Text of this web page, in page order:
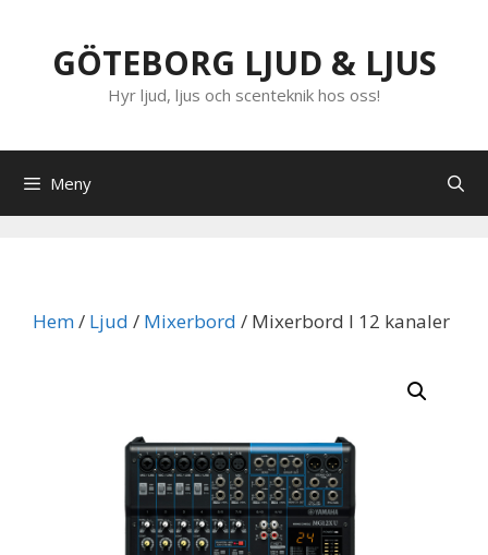
innehållGÖTEBORG LJUD & LJUS
Hyr ljud, ljus och scenteknik hos oss!
Meny
Hem/ Ljud / Mixerbord / Mixerbord I 12 kanaler